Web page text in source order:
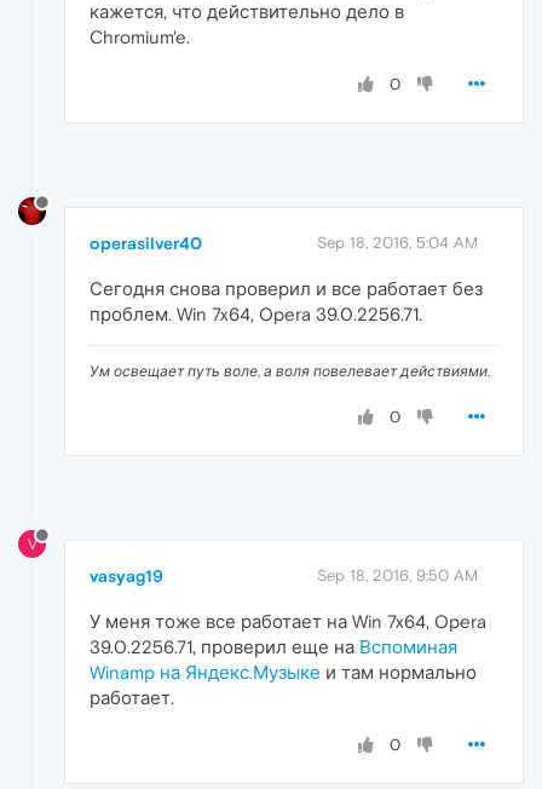
кажется, что действительно дело в
Chromium'e.
0
operasilver40 Sep 18, 2016, 5:04 AM
Сегодня снова проверил и все работает без
проблем. Win 7x64, Opera 39.0.2256.71.
Ум освещает путь воле, а воля повелевает действиями.
0
V
vasyag19 Sep 18, 2016, 9:50 AM
У меня тоже все работает на Win 7x64, Opera
39.0.2256.71, проверил еще на Вспоминая
Winamp на Яндекс.Музыке и там нормально
работает.
0